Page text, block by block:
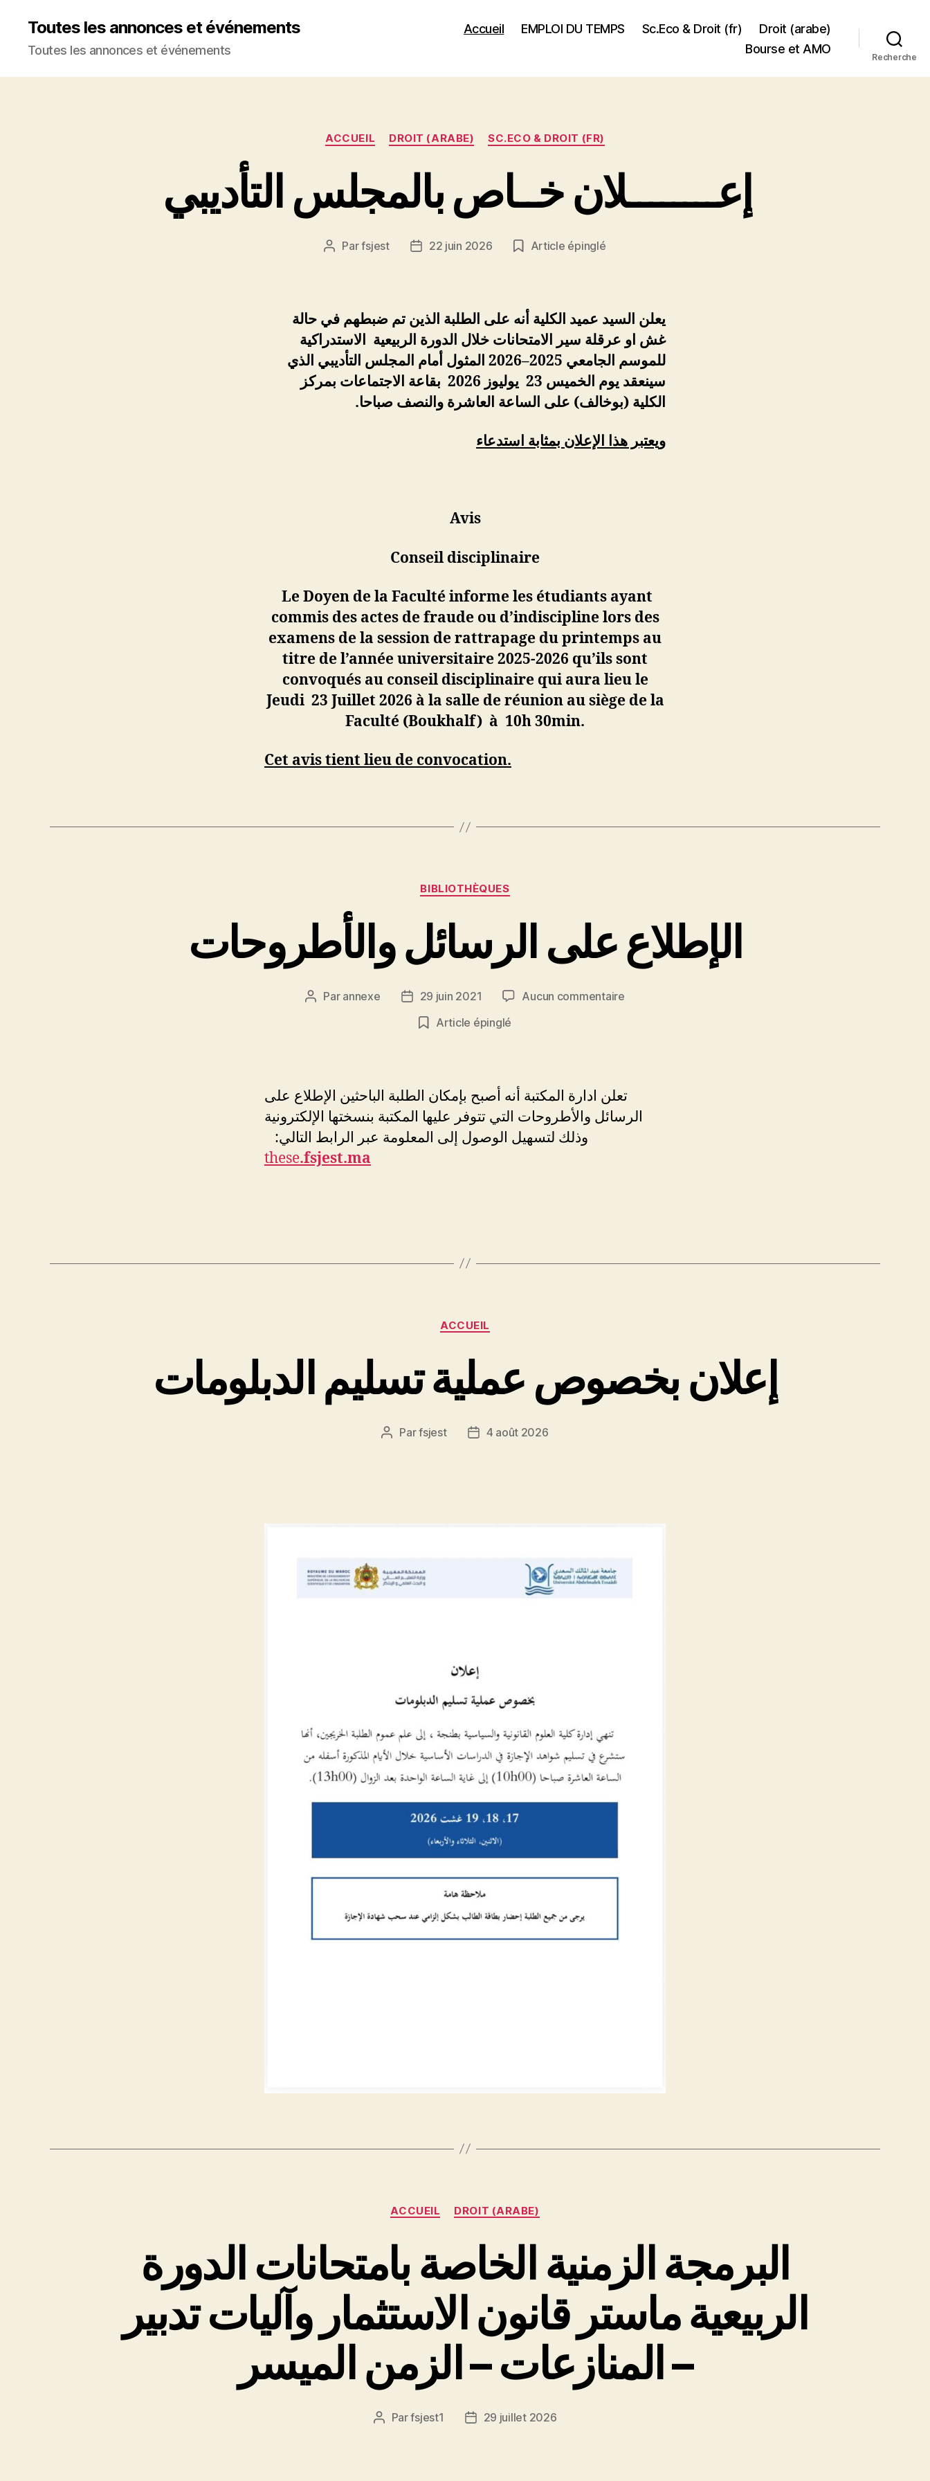
Toutes les annonces et événements
Toutes les annonces et événements
Accueil EMPLOI DU TEMPS Sc.Eco & Droit (fr)
Droit (arabe)
Bourse et AMO
Recherche
Catégories
ACCUEIL DROIT (ARABE) SC.ECO & DROIT (FR)
Auteur
Parfsjest
Date22 juin 2026 Article épinglé
يعلن السيد عميد الكلية أنه على الطلبة الذين تم ضبطهم في حالة
غش او عرقلة سير الامتحانات خلال الدورة الربيعية الاستدراكية
للموسم الجامعي 2025
–
2026 المثول أمام المجلس التأديبي الذي
سينعقد يوم الخميس 23 يوليوز 2026 بقاعة الاجتماعات بمركز
الكلية (بوخالف) على الساعة العاشرة والنصف صباحا.
ويعتبر هذا الإعلان بمثابة استدعاء
Avis
Conseil disciplinaire
Le Doyen de la Faculté informeles étudiants ayant
commis des actes de fraude ou d’indiscipline lors des
examens de la session de rattrapage du printemps au
titre de l’année universitaire 2025-2026 qu’ils sont
convoqués au conseil disciplinaire qui aura lieu le
Jeudi 23 Juillet 2026 à la salle de réunion au siège de la
Faculté (Boukhalf) à 10h 30min.
Cet avis tient lieu de convocation.
Catégories
BIBLIOTHÈQUES
الإطلاع على الرسائل والأطروحات
Auteur
Par annexe
Date
de
l’article
29 juin 2021 Aucun commentairesur
Article épinglé
تعلن ادارة المكتبة أنه أصبح بإمكان الطلبة الباحثين الإطلاع على
الرسائل والأطروحات التي تتوفر عليها المكتبة بنسختها الإلكترونية
وذلك لتسهيل الوصول إلى المعلومة عبر الرابط التالي:
these.fsjest.ma
Catégories
ACCUEIL
إعلان بخصوص عملية تسليم الدبلومات
Auteur
Parfsjest
Date4 août 2026
Catégories
ACCUEIL DROIT (ARABE)
البرمجة الزمنية الخاصة بامتحانات الدورة
الربيعية ماستر قانون الاستثمار وآليات تدبير
المنازعات – الزمن الميسر –
Auteur
Parfsjest1
Date29 juillet 2026